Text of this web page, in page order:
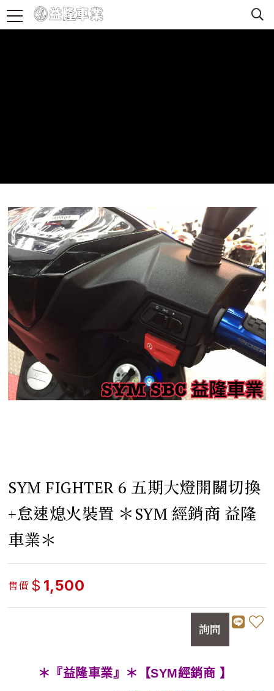
SYM FIGHTER 6 五期大燈開關切換
+怠速熄火裝置 ＊SYM 經銷商 益隆
車業＊
售價 $ 1,500
詢問
＊『益隆車業』＊【SYM經銷商 】